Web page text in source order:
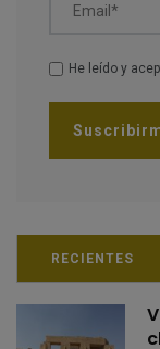
Email*
He leído y
RECIENTES